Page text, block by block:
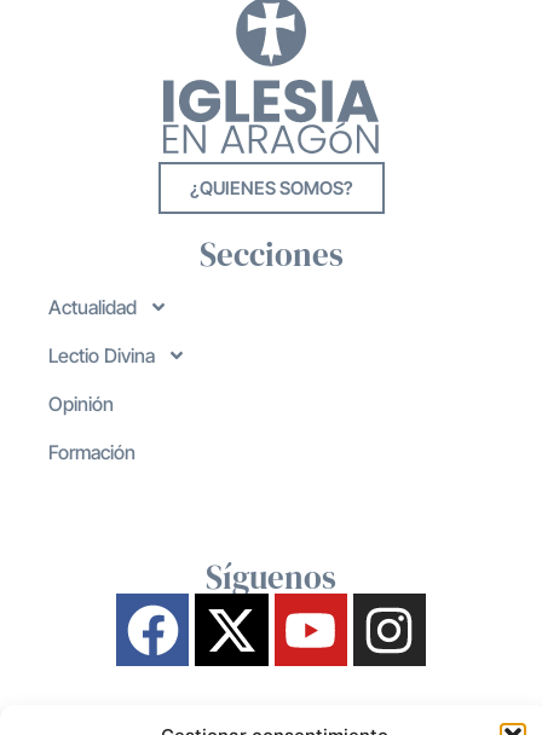
¿QUIENES SOMOS?
Secciones
Actualidad
Lectio Divina
Opinión
Formación
Síguenos